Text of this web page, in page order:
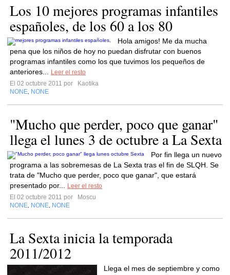
Los 10 mejores programas infantiles
españoles, de los 60 a los 80
Hola amigos! Me da mucha
pena que los niños de hoy no puedan disfrutar con buenos
programas infantiles como los que tuvimos los pequeños de
anteriores...
Leer el resto
El 02 octubre 2011 por
Kaotika
NONE NONE
"Mucho que perder, poco que ganar"
llega el lunes 3 de octubre a La Sexta
Por fin llega un nuevo
programa a las sobremesas de La Sexta tras el fin de SLQH. Se
trata de "Mucho que perder, poco que ganar", que estará
presentado por...
Leer el resto
El 02 octubre 2011 por
Moscu
NONE NONE NONE
La Sexta inicia la temporada
2011/2012
Llega el mes de septiembre y como